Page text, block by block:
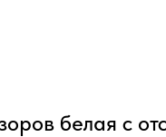
белая с